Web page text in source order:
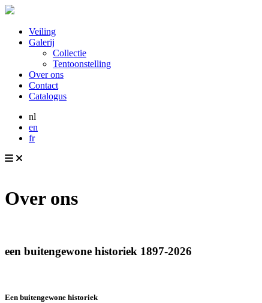
Veiling
Galerij
Collectie
Tentoonstelling
Over ons
Contact
Catalogus
nl
en
fr
Over ons
een buitengewone historiek 1897-2026
Een buitengewone historiek